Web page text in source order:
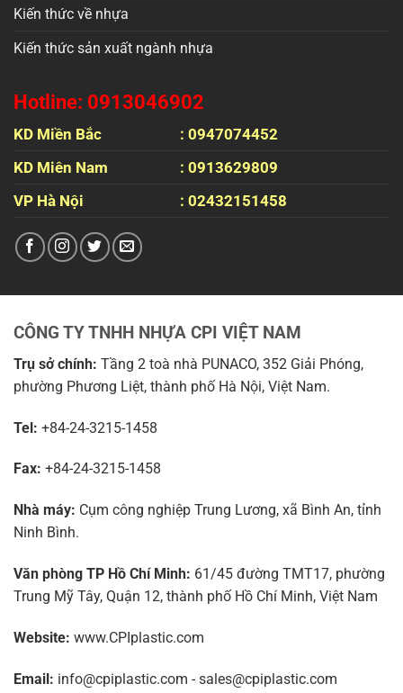
Kiến thức về nhựa
Kiến thức sản xuất ngành nhựa
Hotline: 0913046902
KD Miền Bắc
: 0947074452
KD Miên Nam
: 0913629809
VP Hà Nội
: 02432151458
CÔNG TY TNHH NHỰA CPI VIỆT NAM
Trụ sở chính: Tầng 2 toà nhà PUNACO, 352 Giải Phóng,
phường Phương Liệt, thành phố Hà Nội, Việt Nam.
Tel: +84-24-3215-1458
Fax: +84-24-3215-1458
Nhà máy: Cụm công nghiệp Trung Lương, xã Bình An, tỉnh
Ninh Bình.
Văn phòng TP Hồ Chí Minh: 61/45 đường TMT17, phường
Trung Mỹ Tây, Quận 12, thành phố Hồ Chí Minh, Việt Nam
Website: www.CPIplastic.com
Email: info@cpiplastic.com - sales@cpiplastic.com